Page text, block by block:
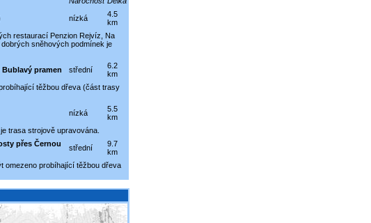
nízká
4.5
km
restaurací Penzion Rejvíz, Na
sněhových podmínek je
pramen střední
6.2
km
těžbou dřeva (část trasy
nízká
5.5
km
trasa strojově upravována.
přes Černou
střední
9.7
km
omezeno probíhající těžbou dřeva